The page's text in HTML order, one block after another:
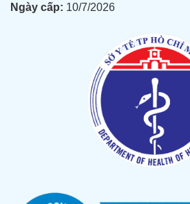
Ngày cấp: 10/7/2026